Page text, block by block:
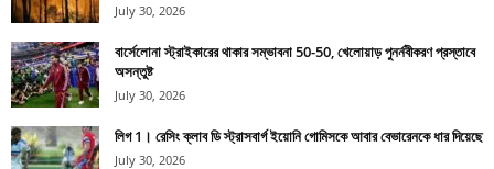
July 30, 2026
বার্সেলোনা স্ট্রাইকারের থাকার সম্ভাবনা 50-50, খেলোয়াড় পুনর্নবীকরণ প্রস্তাবে
অসন্তুষ্ট
July 30, 2026
লিগ 1। রেসিং ক্লাব ডি স্ট্রাসবার্গ ইয়োনি গোমিসকে আবার বেভারেনকে ধার দিয়েছে
July 30, 2026